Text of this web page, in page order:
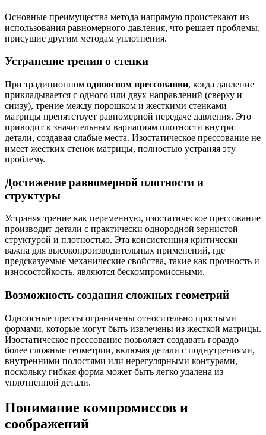
Основные преимущества метода напрямую проистекают из
использования равномерного давления, что решает проблемы,
присущие другим методам уплотнения.
Устранение трения о стенки
При традиционном одноосном прессовании, когда давление
прикладывается с одного или двух направлений (сверху и
снизу), трение между порошком и жесткими стенками
матрицы препятствует равномерной передаче давления. Это
приводит к значительным вариациям плотности внутри
детали, создавая слабые места. Изостатическое прессование не
имеет жестких стенок матрицы, полностью устраняя эту
проблему.
Достижение равномерной плотности и
структуры
Устраняя трение как переменную, изостатическое прессование
производит детали с практически однородной зернистой
структурой и плотностью. Эта консистенция критически
важна для высокопроизводительных применений, где
предсказуемые механические свойства, такие как прочность и
износостойкость, являются бескомпромиссными.
Возможность создания сложных геометрий
Одноосные прессы ограничены относительно простыми
формами, которые могут быть извлечены из жесткой матрицы.
Изостатическое прессование позволяет создавать гораздо
более сложные геометрии, включая детали с поднутрениями,
внутренними полостями или нерегулярными контурами,
поскольку гибкая форма может быть легко удалена из
уплотненной детали.
Понимание компромиссов и
соображений